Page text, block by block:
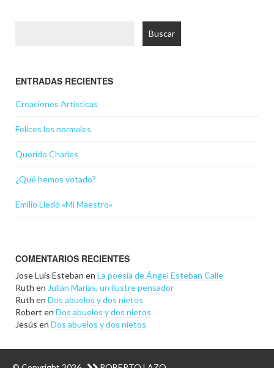
ENTRADAS RECIENTES
Creaciones Artísticas
Felices los normales
Querido Charles
¿Qué hemos votado?
Emilio Lledó «Mi Maestro»
COMENTARIOS RECIENTES
Jose Luis Esteban en La poesía de Ángel Esteban Calle
Ruth en Julián Marías, un ilustre pensador
Ruth en Dos abuelos y dos nietos
Robert en Dos abuelos y dos nietos
Jesús en Dos abuelos y dos nietos